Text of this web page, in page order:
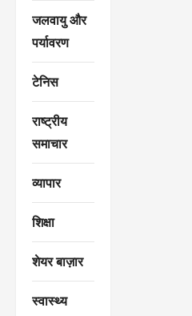
जलवायु और
पर्यावरण
टेनिस
राष्ट्रीय
समाचार
व्यापार
शिक्षा
शेयर बाज़ार
स्वास्थ्य